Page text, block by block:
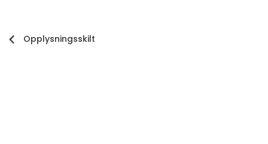
Opplysningsskilt